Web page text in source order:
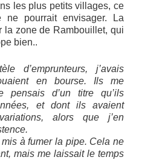
les plus petits villages, ce
ne pourrait envisager. La
la zone de Rambouillet, qui
bien..
d’emprunteurs, j’avais
en bourse. Ils me
pensais d’un titre qu’ils
et dont ils avaient
alors que j’en
mis à fumer la pipe. Cela ne
mais me laissait le temps